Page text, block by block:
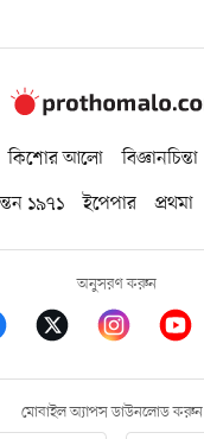
কিশোর আলো বিজ্ঞানচিন্তা
১৯৭১ ইপেপার প্রথমা
অনুসরণ করুন
মোবাইল অ্যাপস ডাউনলোড করুন